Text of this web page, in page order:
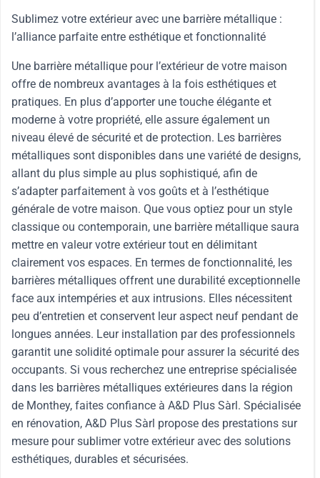
Sublimez votre extérieur avec une barrière métallique :
l’alliance parfaite entre esthétique et fonctionnalité
Une barrière métallique pour l’extérieur de votre maison
offre de nombreux avantages à la fois esthétiques et
pratiques. En plus d’apporter une touche élégante et
moderne à votre propriété, elle assure également un
niveau élevé de sécurité et de protection. Les barrières
métalliques sont disponibles dans une variété de designs,
allant du plus simple au plus sophistiqué, afin de
s’adapter parfaitement à vos goûts et à l’esthétique
générale de votre maison. Que vous optiez pour un style
classique ou contemporain, une barrière métallique saura
mettre en valeur votre extérieur tout en délimitant
clairement vos espaces. En termes de fonctionnalité, les
barrières métalliques offrent une durabilité exceptionnelle
face aux intempéries et aux intrusions. Elles nécessitent
peu d’entretien et conservent leur aspect neuf pendant de
longues années. Leur installation par des professionnels
garantit une solidité optimale pour assurer la sécurité des
occupants. Si vous recherchez une entreprise spécialisée
dans les barrières métalliques extérieures dans la région
de Monthey, faites confiance à A&D Plus Sàrl. Spécialisée
en rénovation, A&D Plus Sàrl propose des prestations sur
mesure pour sublimer votre extérieur avec des solutions
esthétiques, durables et sécurisées.